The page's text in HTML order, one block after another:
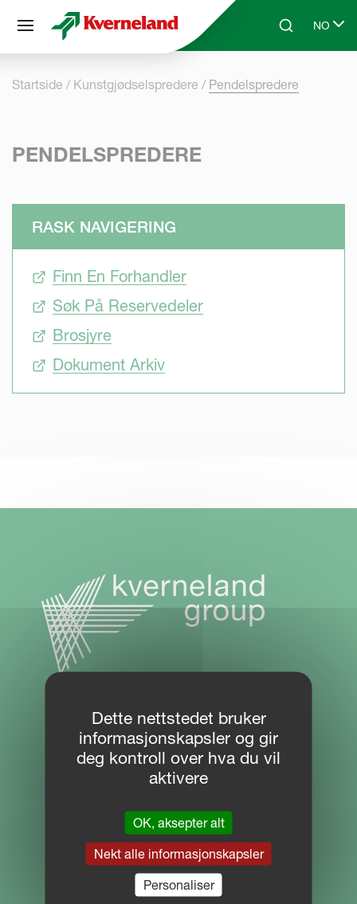
Skip to main contentSearchNO
Select
Startside Kunstgjødselspredere Pendelspredere
PENDELSPREDERE
RASK NAVIGERING
Finn En Forhandler
Søk På Reservedeler
Brosjyre
Dokument Arkiv
NETTSTED NAVIGERING
Download Centre
MYKVERNELAND
KONTAKT
Panel for informasjonskapsler
Dette nettstedet bruker
informasjonskapsler og gir
deg kontroll over hva du vil
aktivere
OK, aksepter alt
Nekt alle informasjonskapsler
Personaliser